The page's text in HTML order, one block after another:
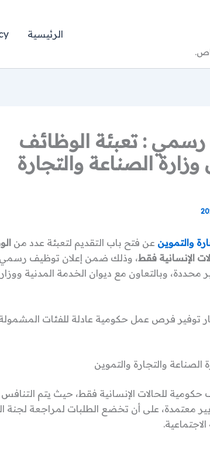
الرئيسية
: تعبئة الوظائف
الصناعة والتجارة
والتموين عن فتح باب التقديم لتعبئة عدد من
الإنسانية فقط، وذلك ضمن إعلان توظيف
وبالتعاون مع ديوان الخدمة المدنية
توفير فرص عمل حكومية عادلة للفئات المشمولة
والتجارة والتموين
حكومية للحالات الإنسانية فقط، حيث يتم التنافس
معتمدة، على أن تخضع الطلبات لمراجعة لجنة